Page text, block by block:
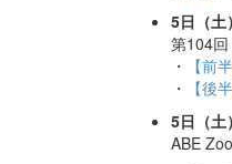
5日（土）
第104
・
【前
・
【後
5日（土）
ABE